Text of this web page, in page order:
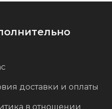
доставки и оплаты
в отношении